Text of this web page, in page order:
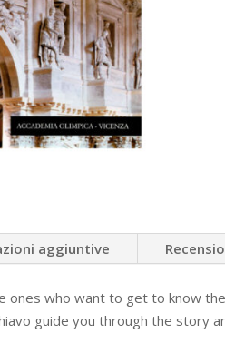
aggiuntive
ones who want to get to know
guide you through the story